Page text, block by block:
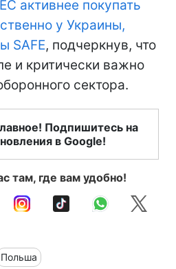
активнее покупать
у Украины,
SAFE, подчеркнув, что
и критически важно
сектора.
Подпишитесь на
в Google!
там, где вам удобно!
Польша